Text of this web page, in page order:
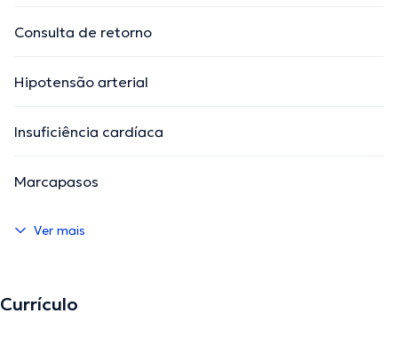
Consulta de retorno
Hipotensão arterial
Insuficiência cardíaca
Marcapasos
Ver mais
Currículo